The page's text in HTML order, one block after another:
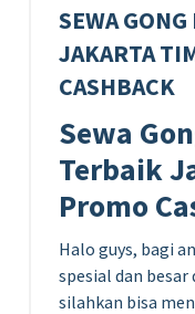
SEWA
JAKARTA
CASHBACK
Sewa
Terbaik
Promo
Halo guys, bagi
spesial dan
silahkan bisa